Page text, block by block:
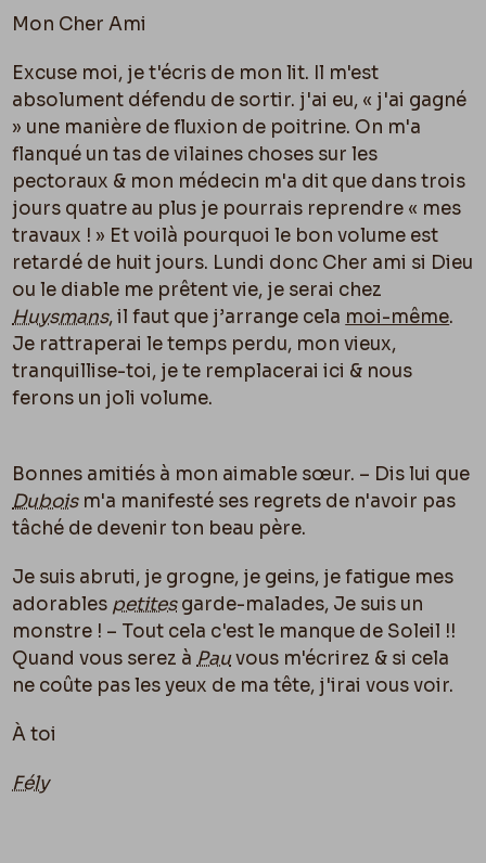
Lieu de conservation
Littérature
Apostille
47-29 / 28 novembre 1878
Mon Cher Ami
Excuse moi, je t'écris de mon lit. Il m'est
absolument défendu de sortir. j'ai eu, « j'ai gagné
» une manière de fluxion de poitrine. On m'a
flanqué un tas de vilaines choses sur les
pectoraux & mon médecin m'a dit que dans trois
jours quatre au plus je pourrais reprendre « mes
travaux ! » Et voilà pourquoi le bon volume est
retardé de huit jours. Lundi donc Cher ami si Dieu
ou le diable me prêtent vie, je serai chez
Huysmans, il faut que j’arrange cela moi-même.
Je rattraperai le temps perdu, mon vieux,
tranquillise-toi, je te remplacerai ici & nous
ferons un joli volume.
Bonnes amitiés à mon aimable sœur. – Dis lui que
Duboism'a manifesté ses regrets de n'avoir pas
tâché de devenir ton beau père.
Je suis abruti, je grogne, je geins, je fatigue mes
adorables petitesgarde-malades, Je suis un
monstre ! – Tout cela c'est le manque de Soleil !!
Quand vous serez à Pauvous m'écrirez & si cela
ne coûte pas les yeux de ma tête, j'irai vous voir.
À toi
Fély